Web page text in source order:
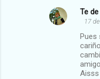
Te
17
Pues